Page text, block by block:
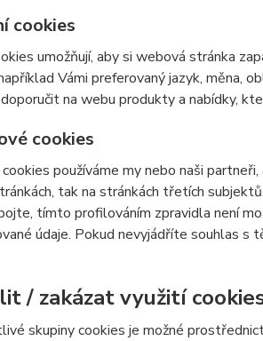
cookies
umožňují, aby si webová stránka
Vámi preferovaný jazyk, měna,
na webu produkty a nabídky,
cookies
používáme my nebo naši
tak na stránkách třetích
tímto profilováním zpravidla není
údaje. Pokud nevyjádříte souhlas s
/ zakázat využití
skupiny cookies je možné